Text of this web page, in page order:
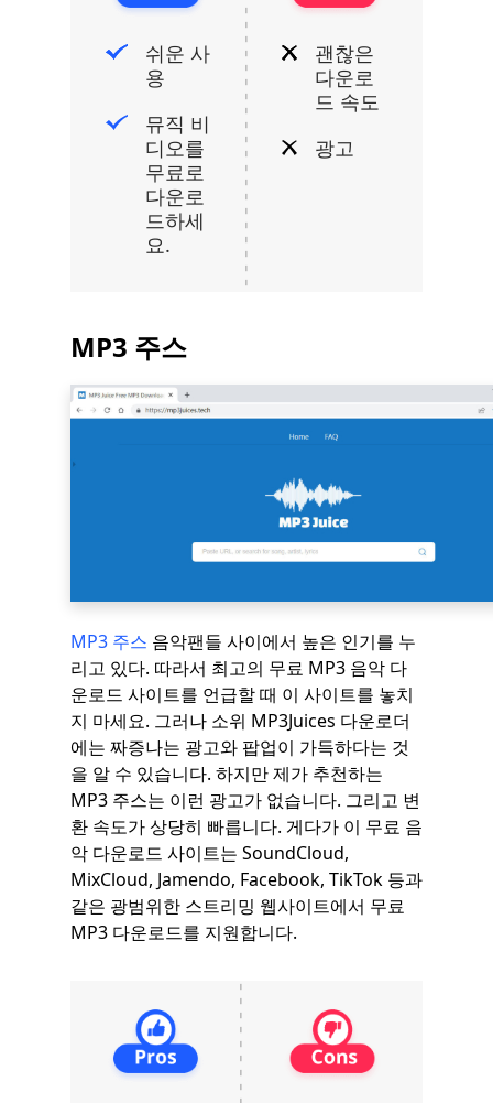
쉬운 사
용
뮤직 비
디오를
무료로
다운로
드하세
요.
괜찮은
다운로
드 속도
광고
MP3 주스
MP3 주스 음악팬들 사이에서 높은 인기를 누
리고 있다. 따라서 최고의 무료 MP3 음악 다
운로드 사이트를 언급할 때 이 사이트를 놓치
지 마세요. 그러나 소위 MP3Juices 다운로더
에는 짜증나는 광고와 팝업이 가득하다는 것
을 알 수 있습니다. 하지만 제가 추천하는
MP3 주스는 이런 광고가 없습니다. 그리고 변
환 속도가 상당히 빠릅니다. 게다가 이 무료 음
악 다운로드 사이트는 SoundCloud,
MixCloud, Jamendo, Facebook, TikTok 등과
같은 광범위한 스트리밍 웹사이트에서 무료
MP3 다운로드를 지원합니다.